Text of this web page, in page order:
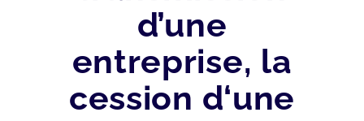
d’une
entreprise, la
cession d‘une